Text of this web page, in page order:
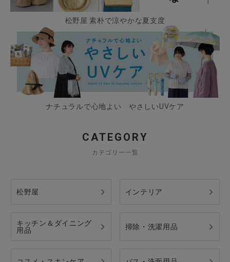
松野屋 素朴で涼やかな夏支度
ナチュラルで心地よい やさしいUVケア
CATEGORY
カテゴリー一覧
松野屋 インテリア
キッチン＆ダイニング
用品
掃除・洗濯用品